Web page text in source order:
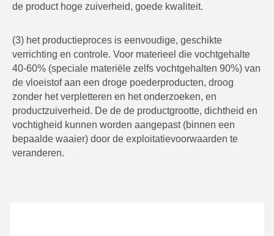
de product hoge zuiverheid, goede kwaliteit.
(3) het productieproces is eenvoudige, geschikte
verrichting en controle. Voor materieel die vochtgehalte
40-60% (speciale materiële zelfs vochtgehalten 90%) van
de vloeistof aan een droge poederproducten, droog
zonder het verpletteren en het onderzoeken, en
productzuiverheid. De de de productgrootte, dichtheid en
vochtigheid kunnen worden aangepast (binnen een
bepaalde waaier) door de exploitatievoorwaarden te
veranderen.